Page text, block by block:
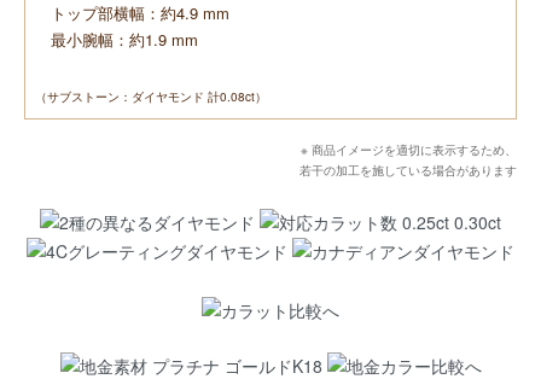
トップ部横幅：約4.9 mm
最小腕幅：約1.9 mm
（サブストーン：ダイヤモンド 計0.08ct）
※ 商品イメージを適切に表示するため、
若干の加工を施している場合があります